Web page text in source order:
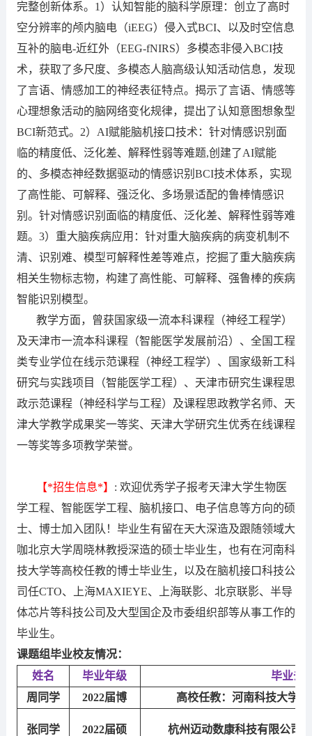
完整创新体系。1）认知智能的脑科学原理：创立了高时
空分辨率的颅内脑电（iEEG）侵入式BCI、以及时空信息
互补的脑电-近红外（EEG‑fNIRS）多模态非侵入BCI技
术，获取了多尺度、多模态人脑高级认知活动信息，发现
了言语、情感加工的神经表征特点。揭示了言语、情感等
心理想象活动的脑网络变化规律，提出了认知意图想象型
BCI新范式。2）AI赋能脑机接口技术：针对情感识别面
临的精度低、泛化差、解释性弱等难题,创建了AI赋能
的、多模态神经数据驱动的情感识别BCI技术体系，实现
了高性能、可解释、强泛化、多场景适配的鲁棒情感识
别。针对情感识别面临的精度低、泛化差、解释性弱等难
题。3）重大脑疾病应用：针对重大脑疾病的病变机制不
清、识别难、模型可解释性差等难点，挖掘了重大脑疾病
相关生物标志物，构建了高性能、可解释、强鲁棒的疾病
智能识别模型。
教学方面，曾获国家级一流本科课程（神经工程学）
及天津市一流本科课程（智能医学发展前沿）、全国工程
类专业学位在线示范课程（神经工程学）、国家级新工科
研究与实践项目（智能医学工程）、天津市研究生课程思
政示范课程（神经科学与工程）及课程思政教学名师、天
津大学教学成果奖一等奖、天津大学研究生优秀在线课程
一等奖等多项教学荣誉。
【*招生信息*】 : 欢迎优秀学子报考天津大学生物医
学工程、智能医学工程、脑机接口、电子信息等方向的硕
士、博士加入团队！毕业生有留在天大深造及跟随领域大
咖北京大学周晓林教授深造的硕士毕业生，也有在河南科
技大学等高校任教的博士毕业生，以及在脑机接口科技公
司任CTO、上海MAXIEYE、上海联影、北京联影、半导
体芯片等科技公司及大型国企及市委组织部等从事工作的
毕业生。
课题组毕业校友情况：
姓名
毕业年级
毕业去
周 同学 2022届博 高校任教：河南科技大学
张同学 2022届硕 杭州迈动数康科技有限公司